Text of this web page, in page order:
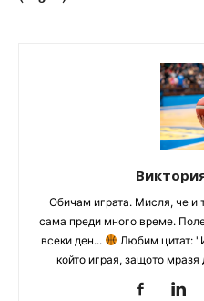
Обичам играта. Мисля, че и
сама преди много време.
всеки ден...
Любим цитат:
който играя, защото